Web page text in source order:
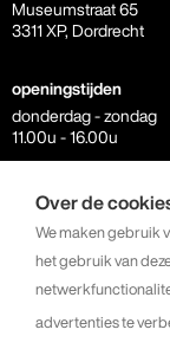
Over de
We maken gebruik
het gebruik van
advertenties te
Museumstraat 65
3311 XP, Dordrecht
openingstijden
donderdag - zondag
11.00u - 16.00u
contact
+31 6 23 07 81 64
instagram